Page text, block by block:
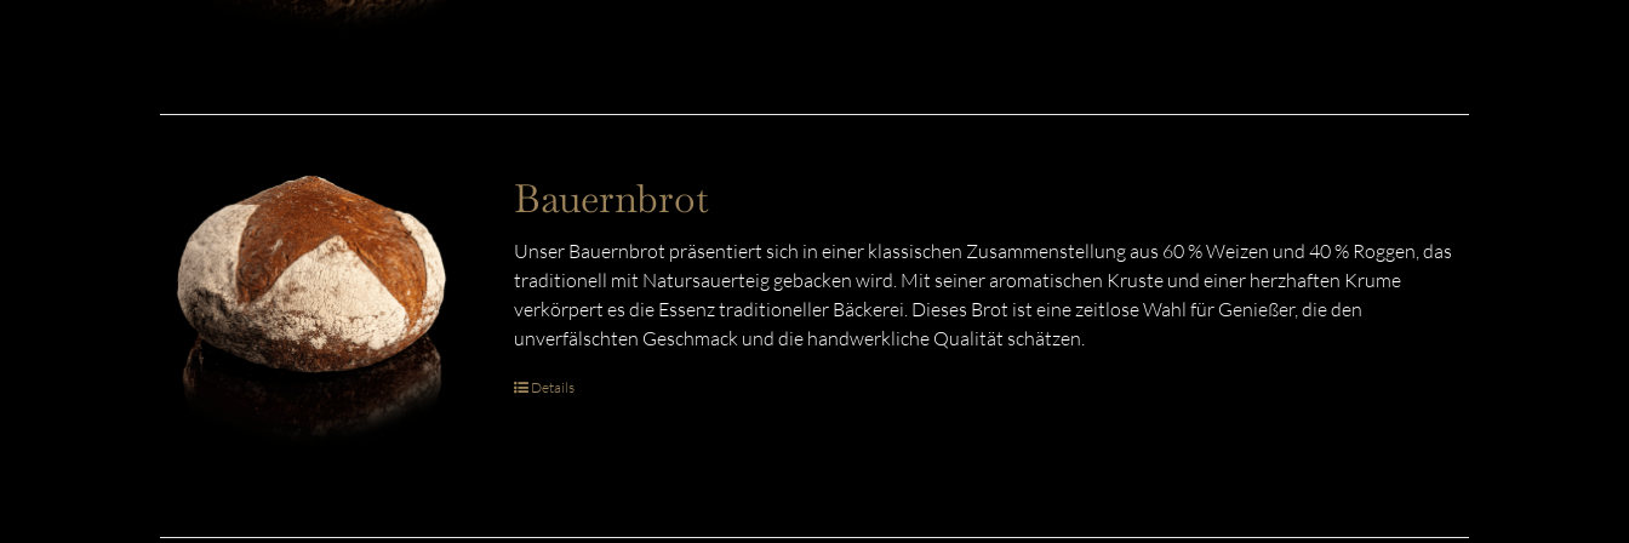
Bauernbrot
Unser Bauernbrot präsentiert sich in einer klassischen Zusammenstellung aus 60 % Weizen und 40 % Roggen, das
traditionell mit Natursauerteig gebacken wird. Mit seiner aromatischen Kruste und einer herzhaften Krume
verkörpert es die Essenz traditioneller Bäckerei. Dieses Brot ist eine zeitlose Wahl für Genießer, die den
unverfälschten Geschmack und die handwerkliche Qualität schätzen.
Details